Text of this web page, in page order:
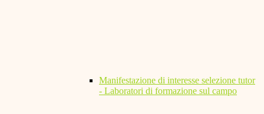
Manifestazione di interesse selezione tutor
- Laboratori di formazione sul campo